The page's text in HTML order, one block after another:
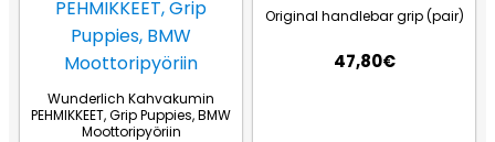
Wunderlich Kahvakumin
PEHMIKKEET, Grip Puppies, BMW
Moottoripyöriin
Original handlebar grip (pair)
47,80€